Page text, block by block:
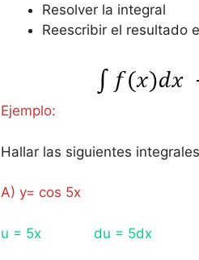
Resolver la integral
Reescribir el resultado
Ejemplo:
Hallar las siguientes
A) y= cos 5x
u = 5x du = 5dx